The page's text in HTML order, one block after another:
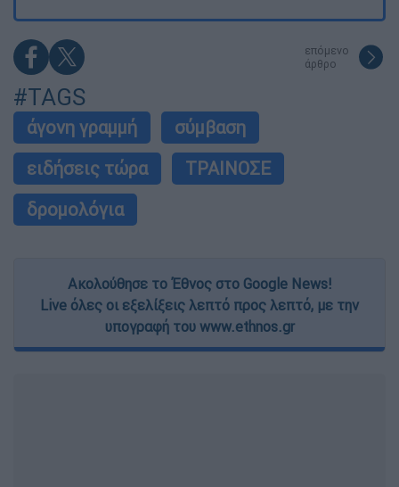
επόμενο
άρθρο
#TAGS
άγονη γραμμή
σύμβαση
ειδήσεις τώρα
ΤΡΑΙΝΟΣΕ
δρομολόγια
Ακολούθησε το Έθνος στο Google News!
Live όλες οι εξελίξεις λεπτό προς λεπτό, με την
υπογραφή του www.ethnos.gr